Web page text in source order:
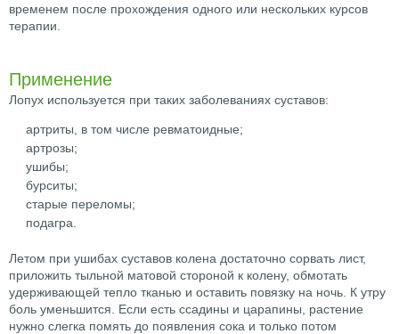
временем после прохождения одного или нескольких курсов
терапии.
Применение
Лопух используется при таких заболеваниях суставов:
артриты, в том числе ревматоидные;
артрозы;
ушибы;
бурситы;
старые переломы;
подагра.
Летом при ушибах суставов колена достаточно сорвать лист,
приложить тыльной матовой стороной к колену, обмотать
удерживающей тепло тканью и оставить повязку на ночь. К утру
боль уменьшится. Если есть ссадины и царапины, растение
нужно слегка помять до появления сока и только потом